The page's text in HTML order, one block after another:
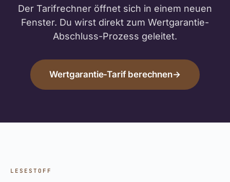
Der Tarifrechner öffnet sich in einem neuen
Fenster. Du wirst direkt zum Wertgarantie-
Abschluss-Prozess geleitet.
Wertgarantie-Tarif berechnen→
LESESTOFF